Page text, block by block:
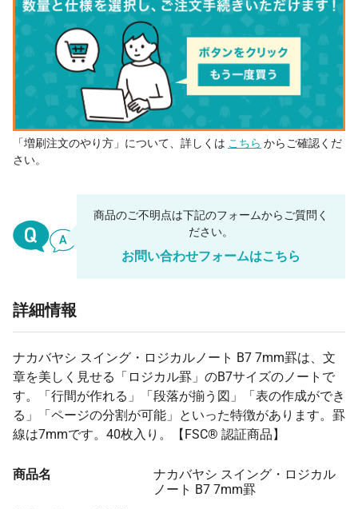
「増刷注文のやり方」について、詳しくは こちら からご確認くだ
さい。
商品のご不明点は下記のフォームからご質問く
ださい。
お問い合わせフォームはこちら
詳細情報
ナカバヤシ スイング・ロジカルノート B7 7mm罫は、文
章を美しく見せる「ロジカル罫」のB7サイズのノートで
す。「行間が作れる」「段落が揃う図」「表の作成ができ
る」「ページの分割が可能」といった特徴があります。罫
線は7mmです。40枚入り。【FSC® 認証商品】
商品名
ナカバヤシ スイング・ロジカル
ノート B7 7mm罫